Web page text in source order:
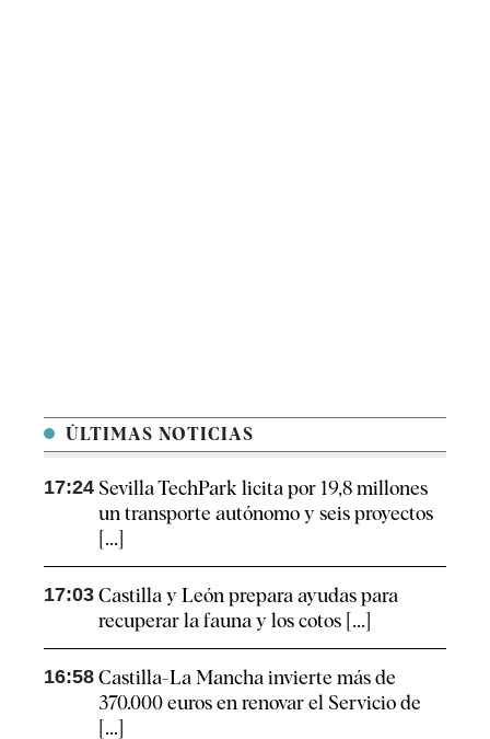
ÚLTIMAS NOTICIAS
17:24 Sevilla TechPark licita por 19,8 millones
un transporte autónomo y seis proyectos
[...]
17:03 Castilla y León prepara ayudas para
recuperar la fauna y los cotos [...]
16:58 Castilla-La Mancha invierte más de
370.000 euros en renovar el Servicio de
[...]